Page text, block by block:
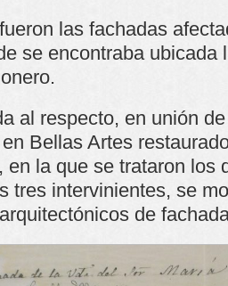
las fachadas
se encontraba ubicada
al respecto, en unión
Bellas Artes
en la que se trataron los
tres intervinientes, se
de